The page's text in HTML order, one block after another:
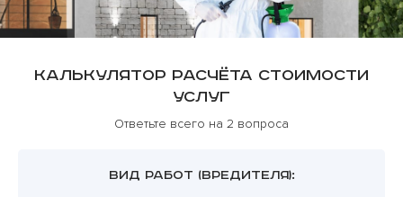
Калькулятор расчёта стоимости
услуг
Ответьте всего на 2 вопроса
ВИД РАБОТ (ВРЕДИТЕЛЯ):